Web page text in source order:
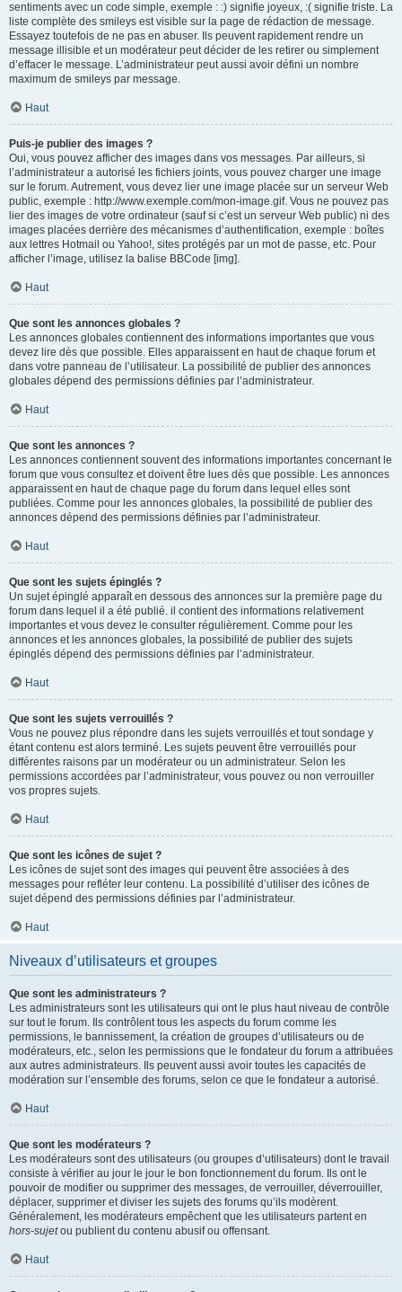
sentiments avec un code simple, exemple : :) signifie joyeux, :( signifie triste. La
liste complète des smileys est visible sur la page de rédaction de message.
Essayez toutefois de ne pas en abuser. Ils peuvent rapidement rendre un
message illisible et un modérateur peut décider de les retirer ou simplement
d’effacer le message. L’administrateur peut aussi avoir défini un nombre
maximum de smileys par message.
Haut
Puis-je publier des images ?
Oui, vous pouvez afficher des images dans vos messages. Par ailleurs, si
l’administrateur a autorisé les fichiers joints, vous pouvez charger une image
sur le forum. Autrement, vous devez lier une image placée sur un serveur Web
public, exemple : http://www.exemple.com/mon-image.gif. Vous ne pouvez pas
lier des images de votre ordinateur (sauf si c’est un serveur Web public) ni des
images placées derrière des mécanismes d’authentification, exemple : boîtes
aux lettres Hotmail ou Yahoo!, sites protégés par un mot de passe, etc. Pour
afficher l’image, utilisez la balise BBCode [img].
Haut
Que sont les annonces globales ?
Les annonces globales contiennent des informations importantes que vous
devez lire dès que possible. Elles apparaissent en haut de chaque forum et
dans votre panneau de l’utilisateur. La possibilité de publier des annonces
globales dépend des permissions définies par l’administrateur.
Haut
Que sont les annonces ?
Les annonces contiennent souvent des informations importantes concernant le
forum que vous consultez et doivent être lues dès que possible. Les annonces
apparaissent en haut de chaque page du forum dans lequel elles sont
publiées. Comme pour les annonces globales, la possibilité de publier des
annonces dépend des permissions définies par l’administrateur.
Haut
Que sont les sujets épinglés ?
Un sujet épinglé apparaît en dessous des annonces sur la première page du
forum dans lequel il a été publié. il contient des informations relativement
importantes et vous devez le consulter régulièrement. Comme pour les
annonces et les annonces globales, la possibilité de publier des sujets
épinglés dépend des permissions définies par l’administrateur.
Haut
Que sont les sujets verrouillés ?
Vous ne pouvez plus répondre dans les sujets verrouillés et tout sondage y
étant contenu est alors terminé. Les sujets peuvent être verrouillés pour
différentes raisons par un modérateur ou un administrateur. Selon les
permissions accordées par l’administrateur, vous pouvez ou non verrouiller
vos propres sujets.
Haut
Que sont les icônes de sujet ?
Les icônes de sujet sont des images qui peuvent être associées à des
messages pour refléter leur contenu. La possibilité d’utiliser des icônes de
sujet dépend des permissions définies par l’administrateur.
Haut
Niveaux d’utilisateurs et groupes
Que sont les administrateurs ?
Les administrateurs sont les utilisateurs qui ont le plus haut niveau de contrôle
sur tout le forum. Ils contrôlent tous les aspects du forum comme les
permissions, le bannissement, la création de groupes d’utilisateurs ou de
modérateurs, etc., selon les permissions que le fondateur du forum a attribuées
aux autres administrateurs. Ils peuvent aussi avoir toutes les capacités de
modération sur l’ensemble des forums, selon ce que le fondateur a autorisé.
Haut
Que sont les modérateurs ?
Les modérateurs sont des utilisateurs (ou groupes d’utilisateurs) dont le travail
consiste à vérifier au jour le jour le bon fonctionnement du forum. Ils ont le
pouvoir de modifier ou supprimer des messages, de verrouiller, déverrouiller,
déplacer, supprimer et diviser les sujets des forums qu’ils modèrent.
Généralement, les modérateurs empêchent que les utilisateurs partent en
hors-sujetou publient du contenu abusif ou offensant.
Haut